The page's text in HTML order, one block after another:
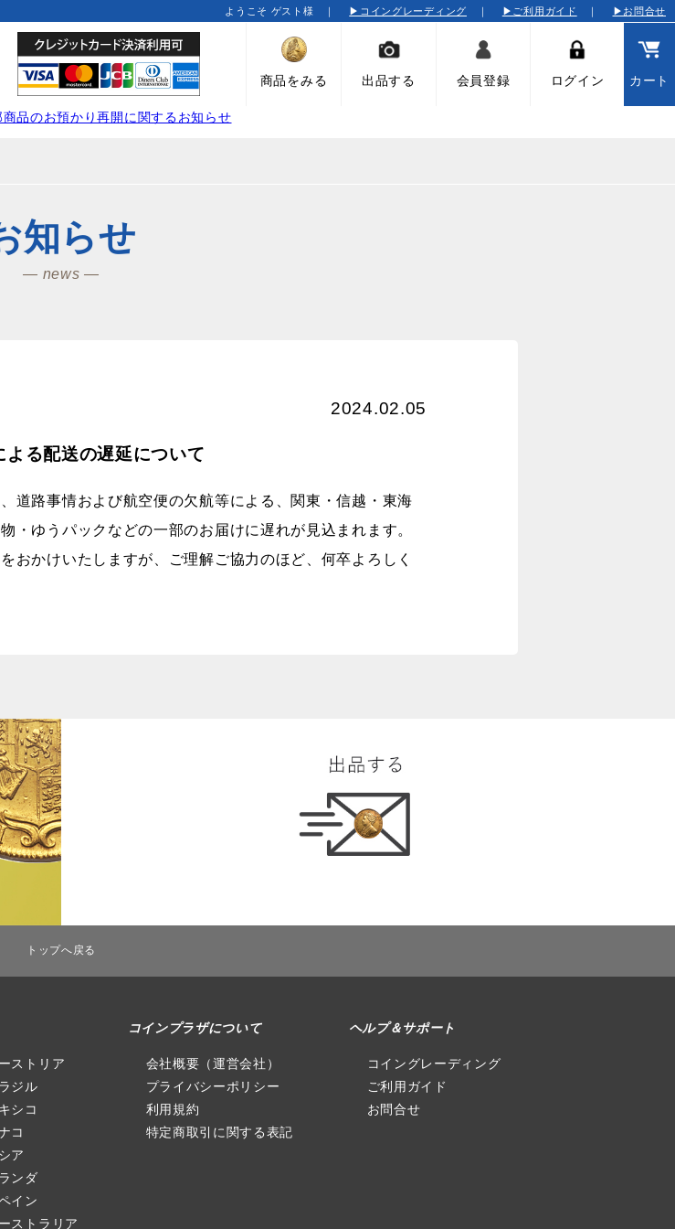
ようこそ ゲスト様 ｜ ▶コイングレーディング ｜ ▶ご利用ガイド ｜ ▶お問合せ
商品をみる 出品する 会員登録 ログイン カート
品のお預かり再開に関するお知らせ
知らせ
― news ―
2024.02.05
よる配送の遅延について
道路事情および航空便の欠航等による、関東・信越・東海
・ゆうパックなどの一部のお届けに遅れが見込まれます。
おかけいたしますが、ご理解ご協力のほど、何卒よろしく
トップへ戻る
ストリア
ジル
シコ
コ
ア
ンダ
イン
ストラリア
コインプラザについて
会社概要（運営会社）
プライバシーポリシー
利用規約
特定商取引に関する表記
ヘルプ＆サポート
コイングレーディング
ご利用ガイド
お問合せ